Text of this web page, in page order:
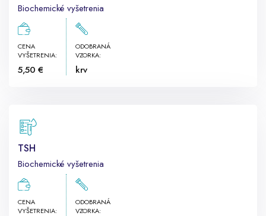
Biochemické vyšetrenia
CENA
VYŠETRENIA:
5,50 €
ODOBRANÁ
VZORKA:
krv
TSH
Biochemické vyšetrenia
CENA
VYŠETRENIA:
ODOBRANÁ
VZORKA: